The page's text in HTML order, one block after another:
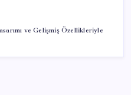
ve Gelişmiş Özellikleriyle